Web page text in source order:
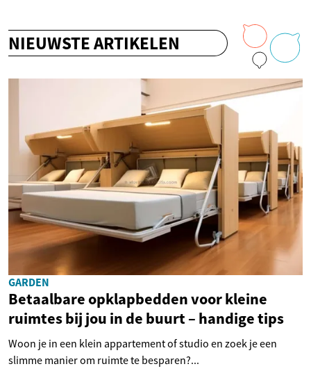
NIEUWSTE ARTIKELEN
GARDEN
Betaalbare opklapbedden voor kleine
ruimtes bij jou in de buurt – handige tips
Woon je in een klein appartement of studio en zoek je een
slimme manier om ruimte te besparen?...